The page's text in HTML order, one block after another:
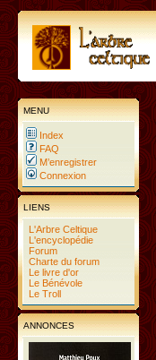
MENU
Index
FAQ
M’enregistrer
Connexion
LIENS
L'Arbre Celtique
L'encyclopédie
Forum
Charte du forum
Le livre d'or
Le Bénévole
Le Troll
ANNONCES